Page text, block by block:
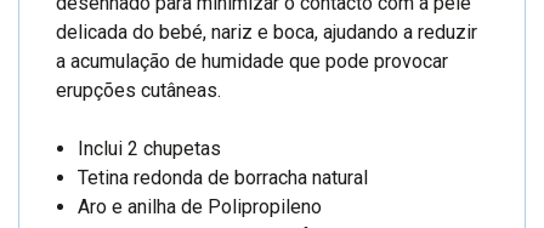
delicada do bebé, nariz e boca, ajudando a reduzir
a acumulação de humidade que pode provocar
erupções cutâneas.
Inclui 2 chupetas
Tetina redonda de borracha natural
Aro e anilha de Polipropileno